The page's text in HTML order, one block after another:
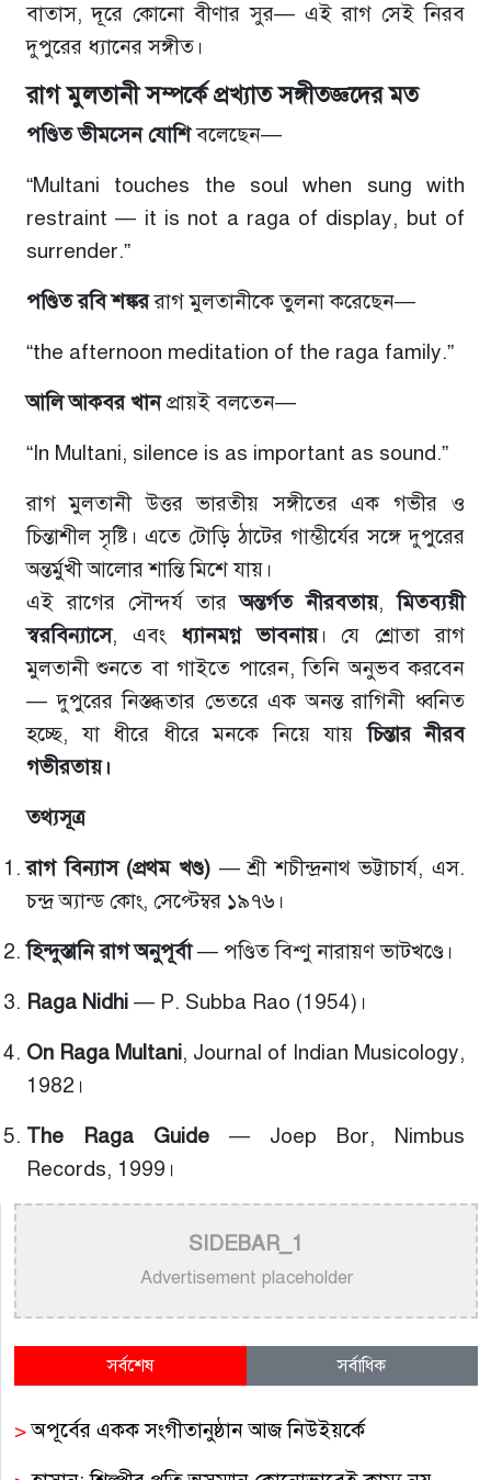
বাতাস, দূরে কোনো বীণার সুর— এই রাগ সেই নিরব
দুপুরের ধ্যানের সঙ্গীত।
রাগ মুলতানী সম্পর্কে প্রখ্যাত সঙ্গীতজ্ঞদের মত
পণ্ডিত ভীমসেন যোশিবলেছেন—
“Multani touches the soul when sung with
restraint — it is not a raga of display, but of
surrender.”
পণ্ডিত রবি শঙ্কররাগ মুলতানীকে তুলনা করেছেন—
“the afternoon meditation of the raga family.”
আলি আকবর খানপ্রায়ই বলতেন—
“In Multani, silence is as important as sound.”
রাগ মুলতানী উত্তর ভারতীয় সঙ্গীতের এক গভীর ও
চিন্তাশীল সৃষ্টি। এতে টোড়ি ঠাটের গাম্ভীর্যের সঙ্গে দুপুরের
অন্তর্মুখী আলোর শান্তি মিশে যায়।
এই রাগের সৌন্দর্য তারঅন্তর্গত নীরবতায়,মিতব্যয়ী
স্বরবিন্যাসে, এবং ধ্যানমগ্ন ভাবনায়। যে শ্রোতা রাগ
মুলতানী শুনতে বা গাইতে পারেন, তিনি অনুভব করবেন
— দুপুরের নিস্তব্ধতার ভেতরে এক অনন্ত রাগিনী ধ্বনিত
হচ্ছে, যা ধীরে ধীরে মনকে নিয়ে যায়চিন্তার নীরব
গভীরতায়।
তথ্যসূত্র
রাগ বিন্যাস (প্রথম খণ্ড)— শ্রী শচীন্দ্রনাথ ভট্টাচার্য, এস.
চন্দ্র অ্যান্ড কোং, সেপ্টেম্বর ১৯৭৬।
হিন্দুস্তানি রাগ অনুপূর্বা— পণ্ডিত বিশ্ণু নারায়ণ ভাটখণ্ডে।
Raga Nidhi — P. Subba Rao (1954)।
On Raga Multani, Journal of Indian Musicology,
1982।
The Raga Guide — Joep Bor, Nimbus
Records, 1999।
SIDEBAR_1
Advertisement placeholder
সর্বশেষ সর্বাধিক
>অপূর্বের একক সংগীতানুষ্ঠান আজ নিউইয়র্কে